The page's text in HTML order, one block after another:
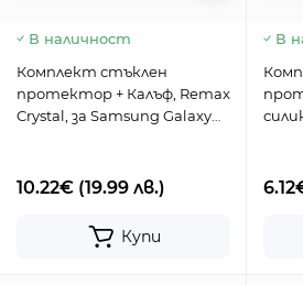
В наличност
Комплект стъклен
протектор + Калъф, Remax
Crystal, за Samsung Galaxy
10.22€ (19.99 лв.)
Купи
В